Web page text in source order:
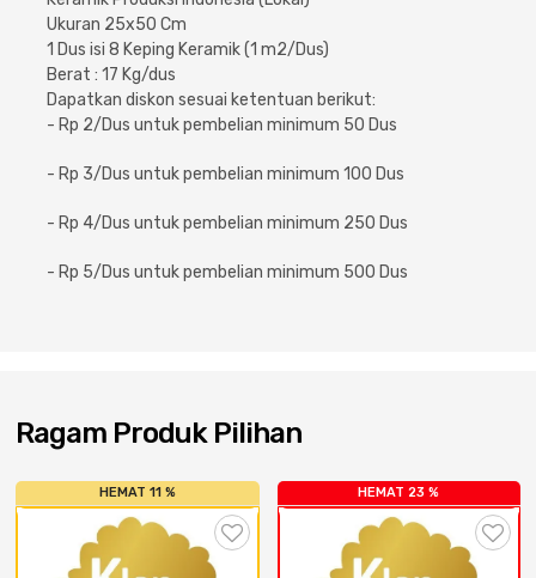
Atap & Lantai
Cat dan Kimia
Saniter
Ukuran 25x50 Cm
1 Dus isi 8 Keping Keramik (1 m2/Dus)
Berat : 17 Kg/dus
Dapatkan diskon sesuai ketentuan berikut:
- Rp 2/Dus untuk pembelian minimum 50 Dus
- Rp 3/Dus untuk pembelian minimum 100 Dus
- Rp 4/Dus untuk pembelian minimum 250 Dus
- Rp 5/Dus untuk pembelian minimum 500 Dus
Ragam Produk Pilihan
HEMAT 11 % HEMAT 23 %